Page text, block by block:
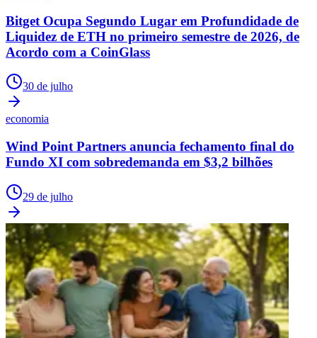
Bitget Ocupa Segundo Lugar em Profundidade de
Liquidez de ETH no primeiro semestre de 2026, de
Acordo com a CoinGlass
30 de julho
economia
Wind Point Partners anuncia fechamento final do
Fundo XI com sobredemanda em $3,2 bilhões
29 de julho